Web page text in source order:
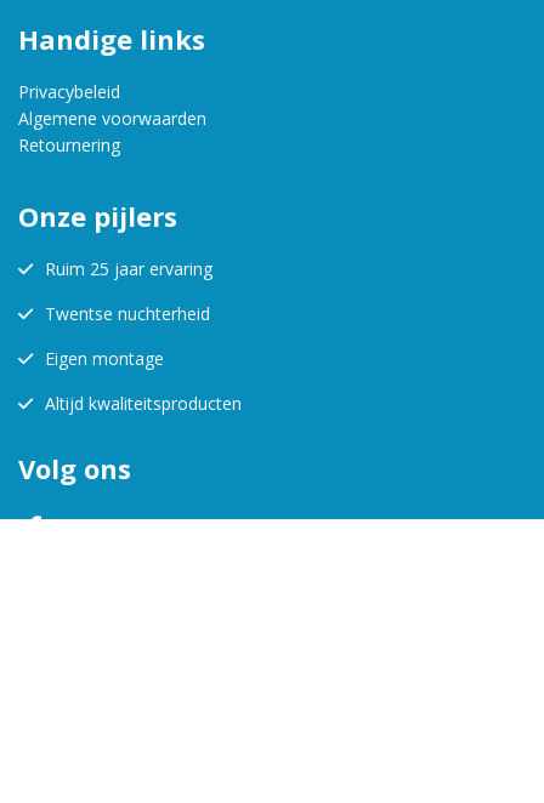
Handige links
Privacybeleid
Algemene voorwaarden
Retournering
Onze pijlers
Ruim 25 jaar ervaring
Twentse nuchterheid
Eigen montage
Altijd kwaliteitsproducten
Volg ons